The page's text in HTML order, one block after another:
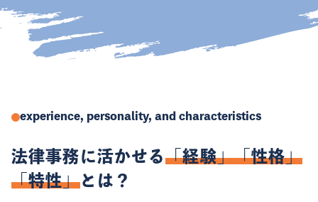
experience, personality, and characteristics
法律事務に活かせる「経験」「性格」
「特性」とは？